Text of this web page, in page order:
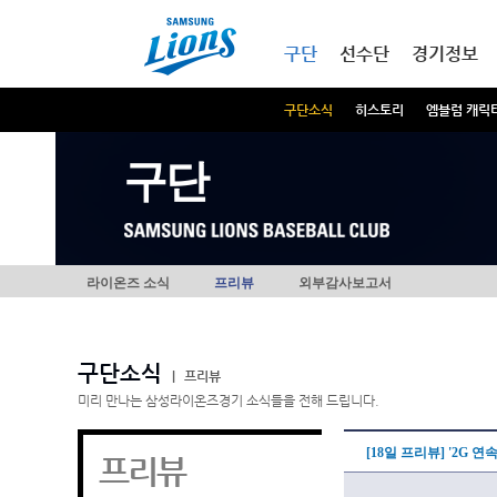
구단
구단소식 히스토리 엠블럼 캐릭
선수단 경기정보
구단
라이온즈 소식 프리뷰 외부감사보고서
구단소식
프리뷰
미리 만나는 삼성라이온즈경기 소식들을 전해 드립니다.
프리뷰 [18일 프리뷰] '2G 연